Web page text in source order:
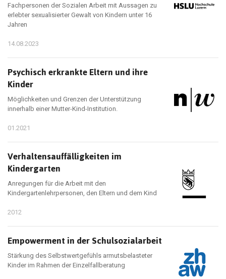
Fachpersonen der Sozialen Arbeit mit Aussagen zu
erlebter sexualisierter Gewalt von Kindern unter 16
Jahren
14.08.2023
Psychisch erkrankte Eltern und ihre
Kinder
Möglichkeiten und Grenzen der Unterstützung
innerhalb einer Mutter-Kind-Institution.
01.2021
Verhaltensauffälligkeiten im
Kindergarten
Anregungen für die Arbeit mit den
Kindergartenlehrpersonen, den Eltern und dem Kind
2012
Empowerment in der Schulsozialarbeit
Stärkung des Selbstwertgefühls armutsbelasteter
Kinder im Rahmen der Einzelfallberatung